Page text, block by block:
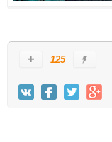
125